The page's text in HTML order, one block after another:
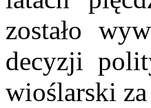
zostało
decyzji
wioślarski